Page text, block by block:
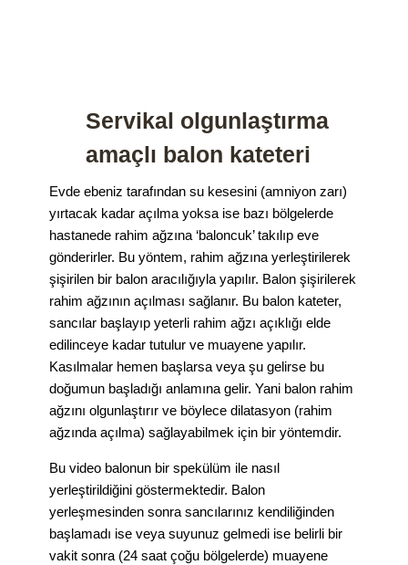
Servikal olgunlaştırma
amaçlı balon kateteri
Evde ebeniz tarafından su kesesini (amniyon zarı)
yırtacak kadar açılma yoksa ise bazı bölgelerde
hastanede rahim ağzına ‘baloncuk’ takılıp eve
gönderirler. Bu yöntem, rahim ağzına yerleştirilerek
şişirilen bir balon aracılığıyla yapılır. Balon şişirilerek
rahim ağzının açılması sağlanır. Bu balon kateter,
sancılar başlayıp yeterli rahim ağzı açıklığı elde
edilinceye kadar tutulur ve muayene yapılır.
Kasılmalar hemen başlarsa veya şu gelirse bu
doğumun başladığı anlamına gelir. Yani balon rahim
ağzını olgunlaştırır ve böylece dilatasyon (rahim
ağzında açılma) sağlayabilmek için bir yöntemdir.
Bu video balonun bir spekülüm ile nasıl
yerleştirildiğini göstermektedir. Balon
yerleşmesinden sonra sancılarınız kendiliğinden
başlamadı ise veya suyunuz gelmedi ise belirli bir
vakit sonra (24 saat çoğu bölgelerde) muayene